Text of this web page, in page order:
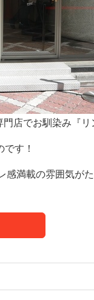
店でお馴染み『リ
す！
感満載の雰囲気が